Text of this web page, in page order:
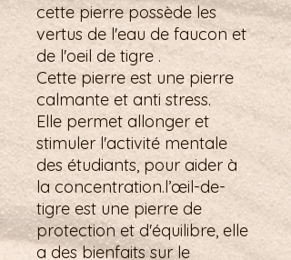
cette pierre possède les
vertus de l'eau de faucon et
de l'oeil de tigre .
Cette pierre est une pierre
calmante et anti stress.
Elle permet allonger et
stimuler l'activité mentale
des étudiants, pour aider à
la concentration.l’œil-de-
tigre est une pierre de
protection et d'équilibre, elle
a des bienfaits sur le